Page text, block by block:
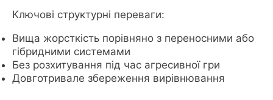
Ключові структурні переваги:
Вища жорсткість порівняно з переносними або
гібридними системами
Без розхитування під час агресивної гри
Довготривале збереження вирівнювання